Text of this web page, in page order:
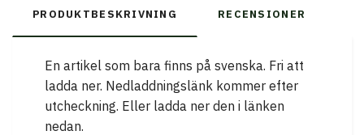
PRODUKTBESKRIVNING RECENSIONER
En artikel som bara finns på svenska. Fri att
ladda ner. Nedladdningslänk kommer efter
utcheckning. Eller ladda ner den i länken
nedan.